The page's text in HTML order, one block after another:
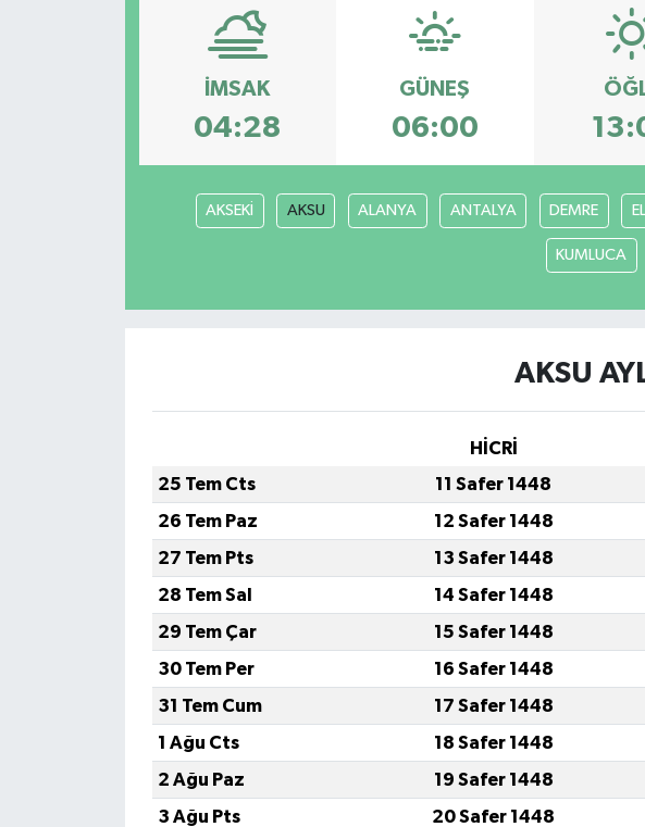
İMSAK
04:28
GÜNEŞ
06:00
AKSEKİ AKSU ALANYA ANTALYA DEMRE
KUMLUCA
AKSU
HİCRİ
25 Tem Cts
11 Safer 1448
26 Tem Paz
12 Safer 1448
27 Tem Pts
13 Safer 1448
28 Tem Sal
14 Safer 1448
29 Tem Çar
15 Safer 1448
30 Tem Per
16 Safer 1448
31 Tem Cum
17 Safer 1448
1 Ağu Cts
18 Safer 1448
2 Ağu Paz
19 Safer 1448
3 Ağu Pts
20 Safer 1448